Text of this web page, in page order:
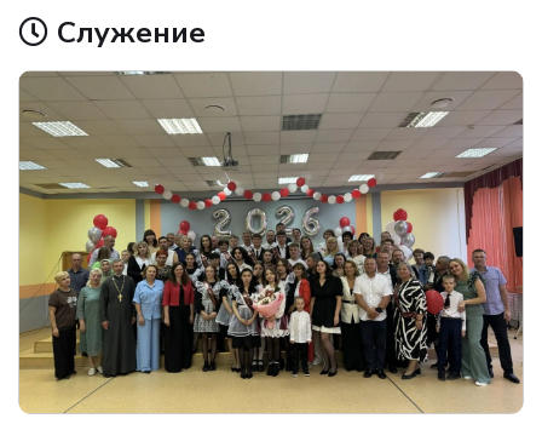
Служение